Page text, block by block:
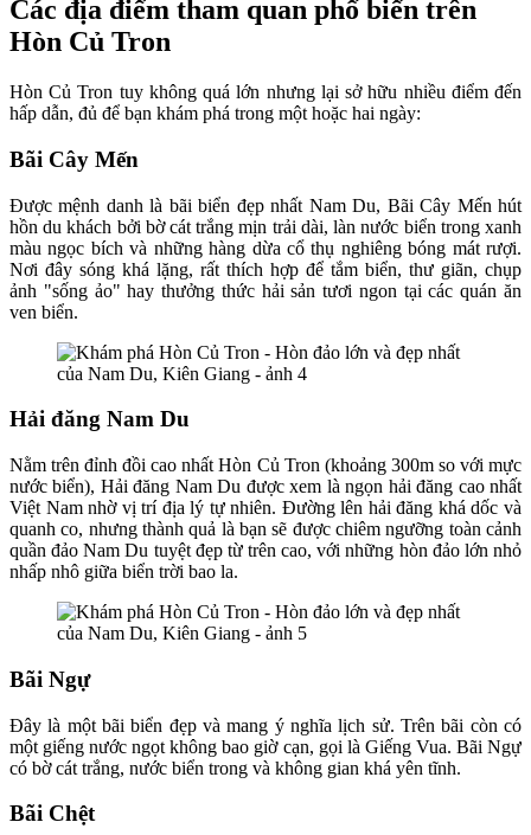
Các địa điểm tham quan phổ biến trên
Hòn Củ Tron
Hòn Củ Tron tuy không quá lớn nhưng lại sở hữu nhiều điểm đến
hấp dẫn, đủ để bạn khám phá trong một hoặc hai ngày:
Bãi Cây Mến
Được mệnh danh là bãi biển đẹp nhất Nam Du, Bãi Cây Mến hút
hồn du khách bởi bờ cát trắng mịn trải dài, làn nước biển trong xanh
màu ngọc bích và những hàng dừa cổ thụ nghiêng bóng mát rượi.
Nơi đây sóng khá lặng, rất thích hợp để tắm biển, thư giãn, chụp
ảnh "sống ảo" hay thưởng thức hải sản tươi ngon tại các quán ăn
ven biển.
Hải đăng Nam Du
Nằm trên đỉnh đồi cao nhất Hòn Củ Tron (khoảng 300m so với mực
nước biển), Hải đăng Nam Du được xem là ngọn hải đăng cao nhất
Việt Nam nhờ vị trí địa lý tự nhiên. Đường lên hải đăng khá dốc và
quanh co, nhưng thành quả là bạn sẽ được chiêm ngưỡng toàn cảnh
quần đảo Nam Du tuyệt đẹp từ trên cao, với những hòn đảo lớn nhỏ
nhấp nhô giữa biển trời bao la.
Bãi Ngự
Đây là một bãi biển đẹp và mang ý nghĩa lịch sử. Trên bãi còn có
một giếng nước ngọt không bao giờ cạn, gọi là Giếng Vua. Bãi Ngự
có bờ cát trắng, nước biển trong và không gian khá yên tĩnh.
Bãi Chệt